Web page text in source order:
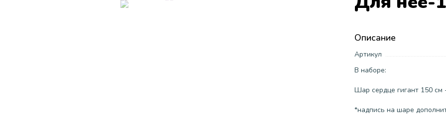
Описание
Артикул
В наборе:
Шар сердце гигант 150 см
*надпись на шаре